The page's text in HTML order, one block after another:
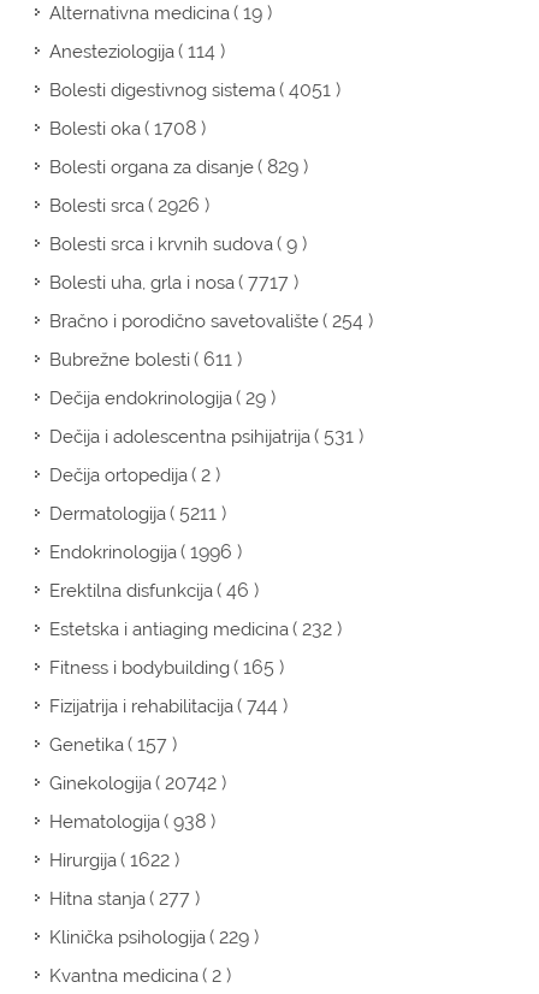
Alternativna medicina( 19 )
Anesteziologija( 114 )
Bolesti digestivnog sistema( 4051 )
Bolesti oka( 1708 )
Bolesti organa za disanje( 829 )
Bolesti srca( 2926 )
Bolesti srca i krvnih sudova( 9 )
Bolesti uha, grla i nosa( 7717 )
Bračno i porodično savetovalište( 254 )
Bubrežne bolesti( 611 )
Dečija endokrinologija( 29 )
Dečija i adolescentna psihijatrija( 531 )
Dečija ortopedija( 2 )
Dermatologija( 5211 )
Endokrinologija( 1996 )
Erektilna disfunkcija( 46 )
Estetska i antiaging medicina( 232 )
Fitness i bodybuilding( 165 )
Fizijatrija i rehabilitacija( 744 )
Genetika( 157 )
Ginekologija( 20742 )
Hematologija( 938 )
Hirurgija( 1622 )
Hitna stanja( 277 )
Klinička psihologija( 229 )
Kvantna medicina( 2 )